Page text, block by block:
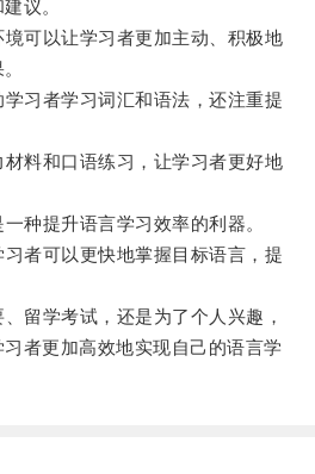
议。
可以让学习者更加主动、积极地
者学习词汇和语法，还注重提
料和口语练习，让学习者更好地
提升语言学习效率的利器。
可以更快地掌握目标语言，提
学考试，还是为了个人兴趣，
者更加高效地实现自己的语言学